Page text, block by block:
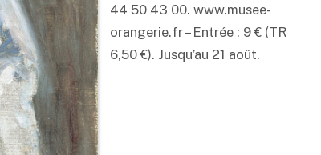
44 50 43 00. www.musee-
orangerie.fr – Entrée : 9 € (TR
6,50 €). Jusqu’au 21 août.